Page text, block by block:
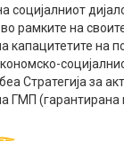
социјалниот
рамките на
капацитетите на
Стратегија за
ГМП